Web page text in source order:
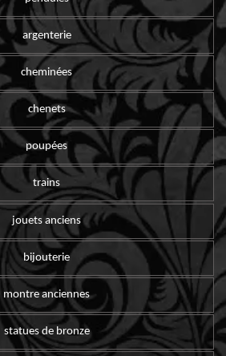
argenterie
cheminées
chenets
poupées
trains
jouets anciens
bijouterie
montre anciennes
statues de bronze